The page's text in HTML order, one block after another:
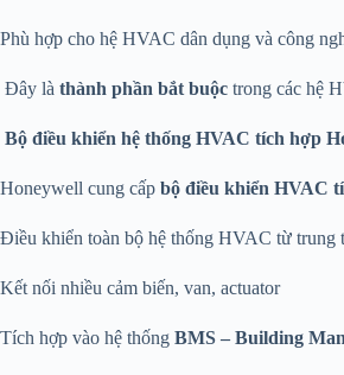
Phù hợp cho hệ HVAC dân dụng và công
Đây là thành phần bắt buộc trong các hệ
Bộ điều khiển hệ thống HVAC tích hợp
Honeywell cung cấp bộ điều khiển HVAC
Điều khiển toàn bộ hệ thống HVAC từ trung
Kết nối nhiều cảm biến, van, actuator
Tích hợp vào hệ thống BMS – Building